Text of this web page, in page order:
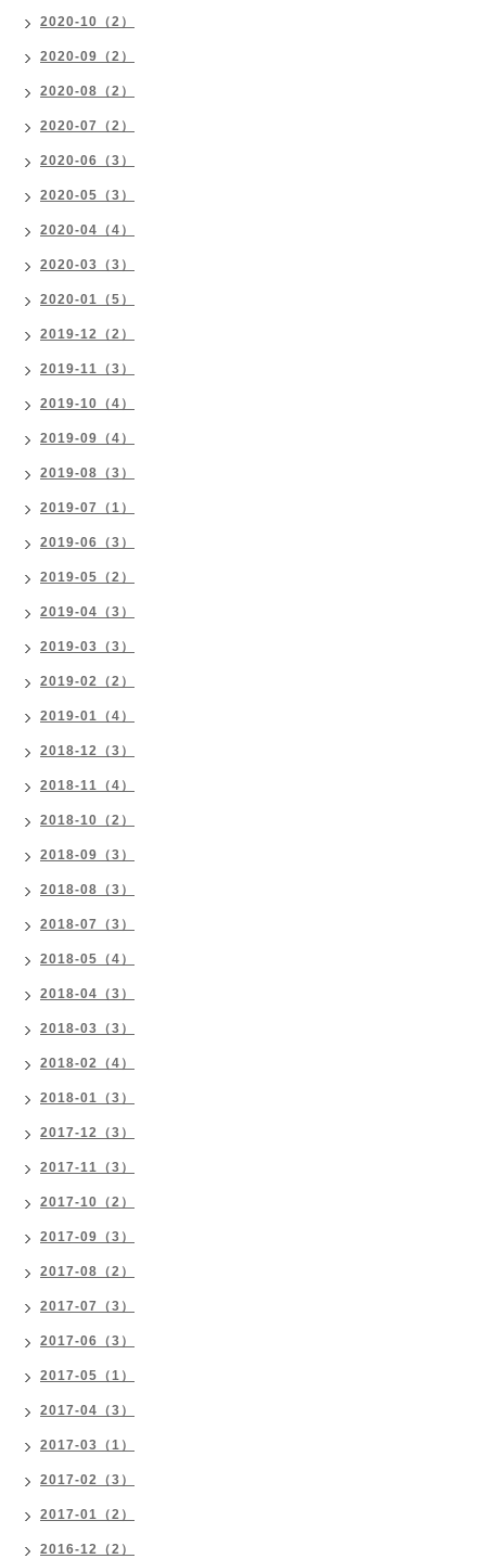
2020-10（2）
2020-09（2）
2020-08（2）
2020-07（2）
2020-06（3）
2020-05（3）
2020-04（4）
2020-03（3）
2020-01（5）
2019-12（2）
2019-11（3）
2019-10（4）
2019-09（4）
2019-08（3）
2019-07（1）
2019-06（3）
2019-05（2）
2019-04（3）
2019-03（3）
2019-02（2）
2019-01（4）
2018-12（3）
2018-11（4）
2018-10（2）
2018-09（3）
2018-08（3）
2018-07（3）
2018-05（4）
2018-04（3）
2018-03（3）
2018-02（4）
2018-01（3）
2017-12（3）
2017-11（3）
2017-10（2）
2017-09（3）
2017-08（2）
2017-07（3）
2017-06（3）
2017-05（1）
2017-04（3）
2017-03（1）
2017-02（3）
2017-01（2）
2016-12（2）